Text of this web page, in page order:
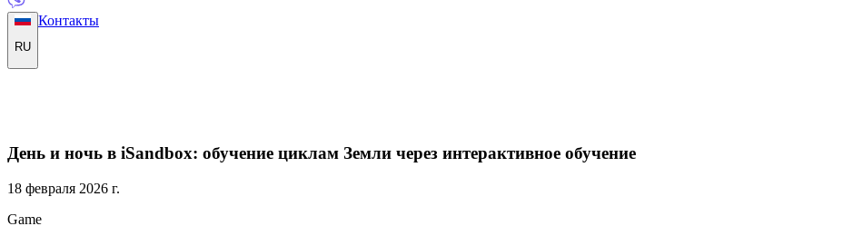
RU
Контакты
День и ночь в iSandbox: обучение циклам Земли через интерактивное обучение
18 февраля 2026 г.
Game